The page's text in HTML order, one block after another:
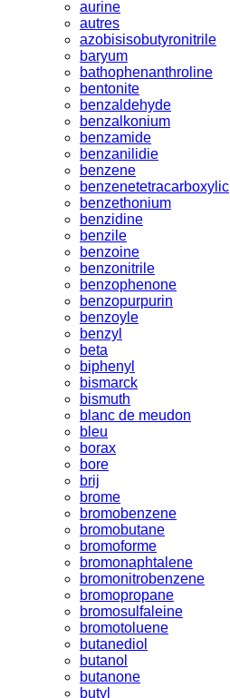
aurine
autres
azobisisobutyronitrile
baryum
bathophenanthroline
bentonite
benzaldehyde
benzalkonium
benzamide
benzanilidie
benzene
benzenetetracarboxylic
benzethonium
benzidine
benzile
benzoine
benzonitrile
benzophenone
benzopurpurin
benzoyle
benzyl
beta
biphenyl
bismarck
bismuth
blanc de meudon
bleu
borax
bore
brij
brome
bromobenzene
bromobutane
bromoforme
bromonaphtalene
bromonitrobenzene
bromopropane
bromosulfaleine
bromotoluene
butanediol
butanol
butanone
butyl